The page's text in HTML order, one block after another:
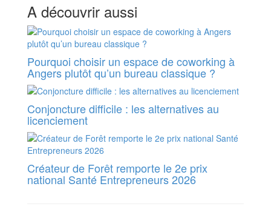
A découvrir aussi
Pourquoi choisir un espace de coworking à
Angers plutôt qu’un bureau classique ?
Conjoncture difficile : les alternatives au
licenciement
Créateur de Forêt remporte le 2e prix
national Santé Entrepreneurs 2026